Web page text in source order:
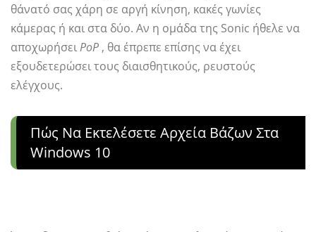
θάνατό σας χάρη σε αργή κίνηση, κακές γωνίες
κάμερας ή και στα δύο. Αν η ομάδα της Sonic ήθελε να
αποχωρήσειPoP , θα έπρεπε επίσης να έχει
εξουδετερώσει τους διαισθητικούς, ρευστούς
ελέγχους.
Πώς Να Εκτελέσετε Αρχεία Βάζων Στα
Windows 10